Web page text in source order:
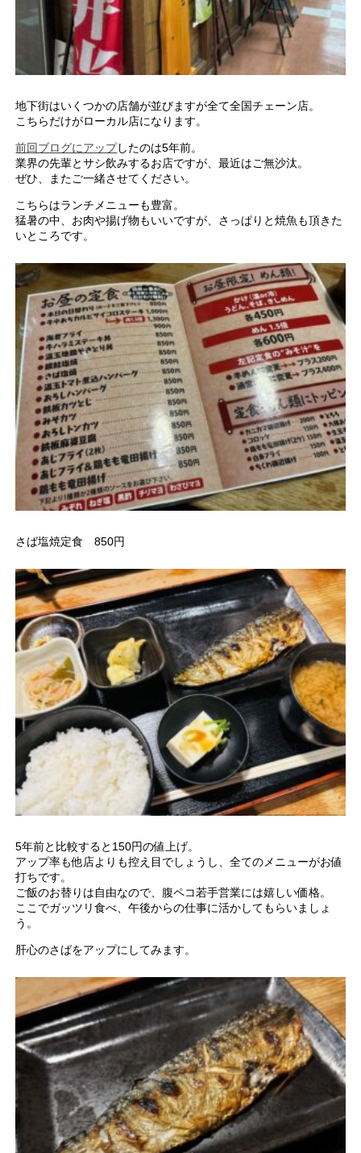
地下街はいくつかの店舗が並びますが全て全国チェーン店。
こちらだけがローカル店になります。
前回ブログにアップしたのは5年前。
業界の先輩とサシ飲みするお店ですが、最近はご無沙汰。
ぜひ、またご一緒させてください。
こちらはランチメニューも豊富。
猛暑の中、お肉や揚げ物もいいですが、さっぱりと焼魚も頂きた
いところです。
さば塩焼定食 850円
5年前と比較すると150円の値上げ。
アップ率も他店よりも控え目でしょうし、全てのメニューがお値
打ちです。
ご飯のお替りは自由なので、腹ペコ若手営業には嬉しい価格。
ここでガッツリ食べ、午後からの仕事に活かしてもらいましょ
う。
肝心のさばをアップにしてみます。